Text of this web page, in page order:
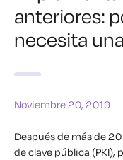
anteriores:
necesita
Noviembre 20, 2019
Después de más de
de clave pública (PKI),